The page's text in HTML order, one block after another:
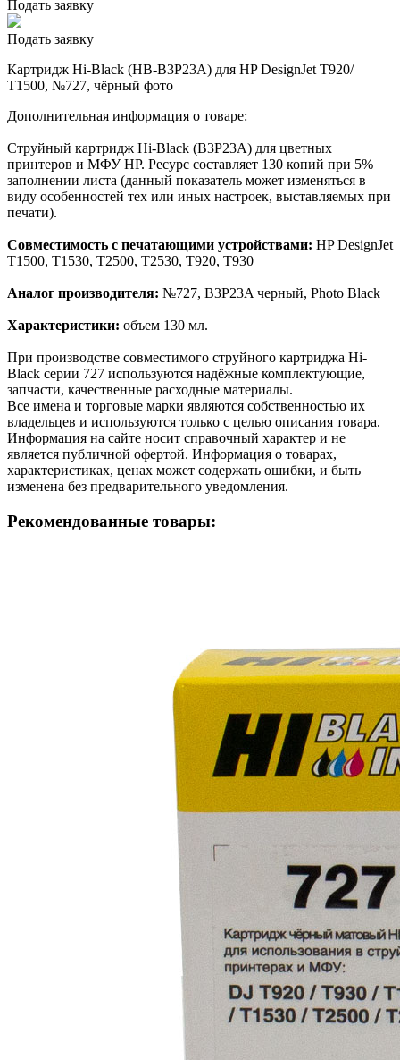
Подать заявку
Подать заявку
Картридж Hi-Black (HB-B3P23A) для HP DesignJet T920/
T1500, №727, чёрный фото
Дополнительная информация о товаре:
Струйный картридж Hi-Black (B3P23A) для цветных
принтеров и МФУ HP. Ресурс составляет 130 копий при 5%
заполнении листа (данный показатель может изменяться в
виду особенностей тех или иных настроек, выставляемых при
печати).
Совместимость с печатающими устройствами: HP DesignJet
T1500, T1530, T2500, T2530, T920, T930
Аналог производителя: №727, B3P23A черный, Photo Black
Характеристики: объем 130 мл.
При производстве совместимого струйного картриджа Hi-
Black серии 727 используются надёжные комплектующие,
запчасти, качественные расходные материалы.
Все имена и торговые марки являются собственностью их
владельцев и используются только с целью описания товара.
Информация на сайте носит справочный характер и не
является публичной офертой. Информация о товарах,
характеристиках, ценах может содержать ошибки, и быть
изменена без предварительного уведомления.
Рекомендованные товары: